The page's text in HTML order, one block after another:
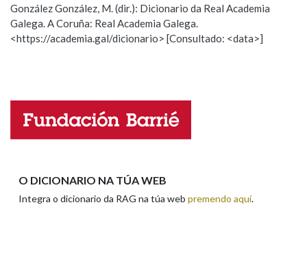
Observación Hai un erro na palabra
Propoño mellorar a definición
Nome
González González, M. (dir.): Dicionario da Real Academia
Galega. A Coruña: Real Academia Galega.
<https://academia.gal/dicionario> [Consultado: <data>]
O DICIONARIO NA TÚA WEB
Integra o dicionario da RAG na túa web premendo aquí.